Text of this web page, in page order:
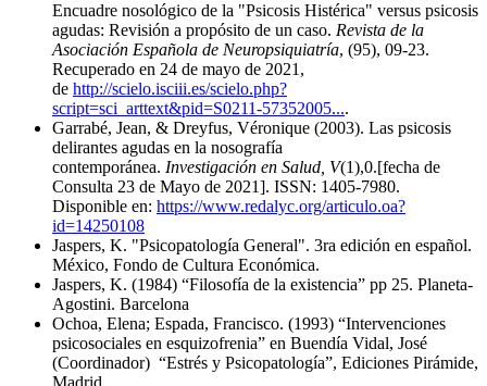
Encuadre nosológico de la "Psicosis Histérica" versus psicosis
agudas: Revisión a propósito de un caso. Revista de la
Asociación Española de Neuropsiquiatría, (95), 09-23.
Recuperado en 24 de mayo de 2021,
de http://scielo.isciii.es/scielo.php?
script=sci_arttext&pid=S0211-57352005....
Garrabé, Jean, & Dreyfus, Véronique (2003). Las psicosis
delirantes agudas en la nosografía
contemporánea. Investigación en Salud, V(1),0.[fecha de
Consulta 23 de Mayo de 2021]. ISSN: 1405-7980.
Disponible en: https://www.redalyc.org/articulo.oa?
id=14250108
Jaspers, K. "Psicopatología General". 3ra edición en español.
México, Fondo de Cultura Económica.
Jaspers, K. (1984) “Filosofía de la existencia” pp 25. Planeta-
Agostini. Barcelona
Ochoa, Elena; Espada, Francisco. (1993) “Intervenciones
psicosociales en esquizofrenia” en Buendía Vidal, José
(Coordinador) “Estrés y Psicopatología”, Ediciones Pirámide,
Madrid